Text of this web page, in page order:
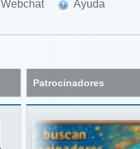
Webchat Ayuda
Patrocinadores